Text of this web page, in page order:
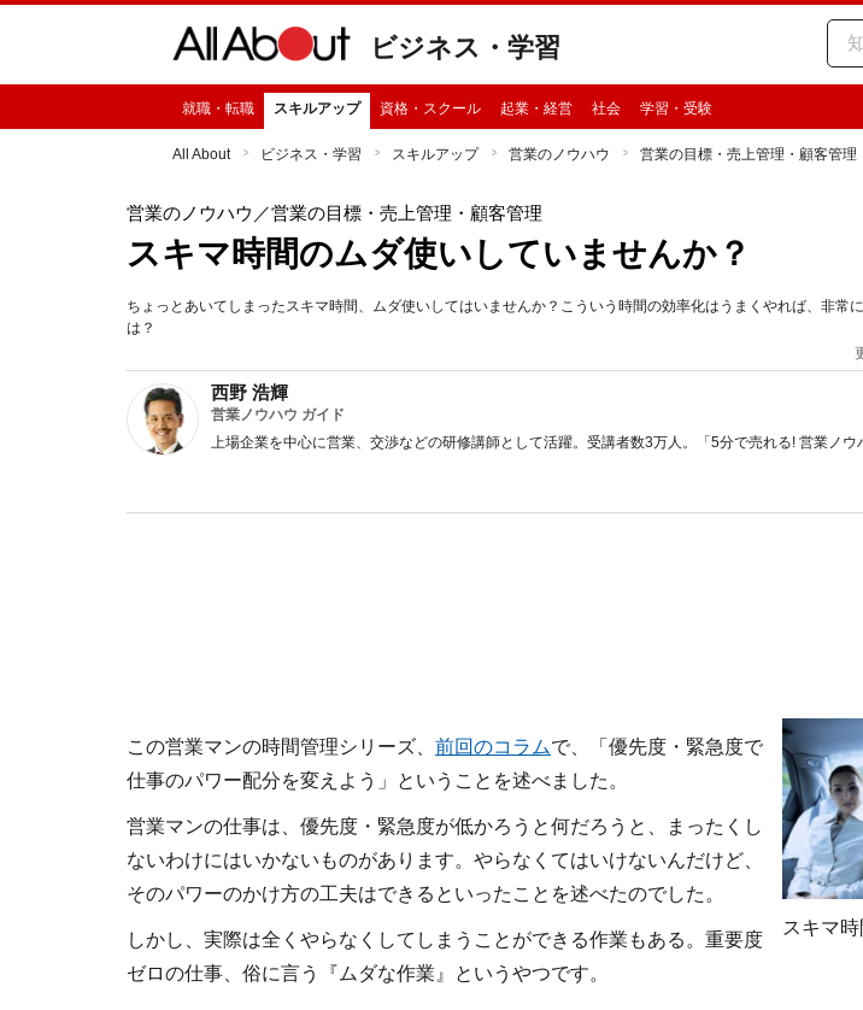
ビジネス・学習
就職・転職 スキルアップ 資格・スクール 起業・経営 社会 学習・受験
All About ビジネス・学習 スキルアップ 営業のノウハウ 営業の目標・売上管理・顧客管理
営業のノウハウ ／営業の目標・売上管理・顧客管理
スキマ時間のムダ使いしていませんか？
ちょっとあいてしまったスキマ時間、ムダ使いしてはいませんか？こういう時間の効率化はうまくやれば、非常
は？
西野 浩輝
営業ノウハウ ガイド
上場企業を中心に営業、交渉などの研修講師として活躍。受講者数3万人。「5分で売れる! 営業ノウ
スキマ
この営業マンの時間管理シリーズ、 前回のコラムで、「優先度・緊急度で
仕事のパワー配分を変えよう」ということを述べました。
営業マンの仕事は、優先度・緊急度が低かろうと何だろうと、まったくし
ないわけにはいかないものがあります。やらなくてはいけないんだけど、
そのパワーのかけ方の工夫はできるといったことを述べたのでした。
しかし、実際は全くやらなくしてしまうことができる作業もある。重要度
ゼロの仕事、俗に言う『ムダな作業』というやつです。